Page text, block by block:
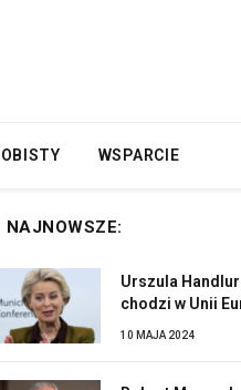
WSPARCIE
NAJNOWSZE:
Urszula
chodzi w Unii
10 MAJA 2024